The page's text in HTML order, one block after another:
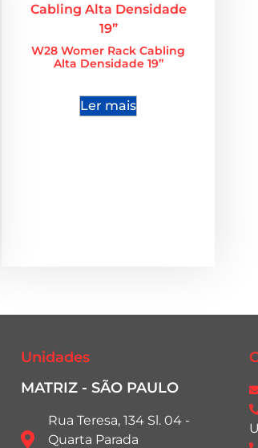
W28 Womer Rack Cabling
Alta Densidade 19”
Ler mais
Unidades
MATRIZ - SÃO PAULO
Rua Teresa, 134 Sl. 04 -
Quarta Parada